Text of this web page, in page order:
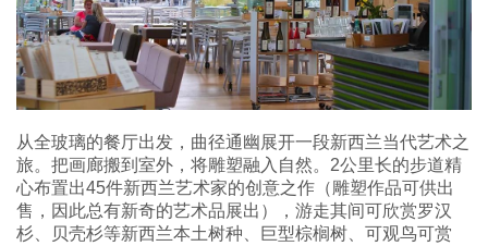
从全玻璃的餐厅出发，曲径通幽展开一段新西兰当代艺术之
旅。把画廊搬到室外，将雕塑融入自然。2公里长的步道精
心布置出45件新西兰艺术家的创意之作（雕塑作品可供出
售，因此总有新奇的艺术品展出），游走其间可欣赏罗汉
杉、贝壳杉等新西兰本土树种、巨型棕榈树、可观鸟可赏